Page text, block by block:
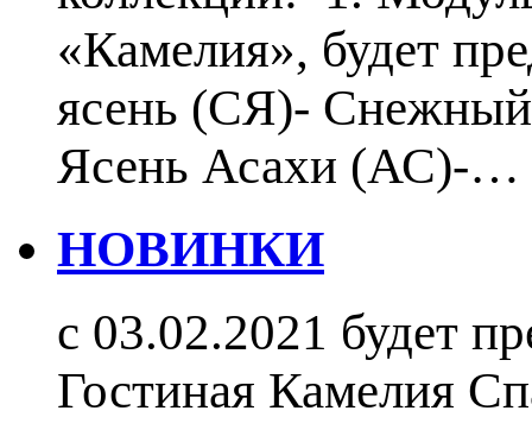
«Камелия», будет
ясень (СЯ)- Снежный
Ясень Асахи (АС)-…
НОВИНКИ
с 03.02.2021 будет
Гостиная Камелия